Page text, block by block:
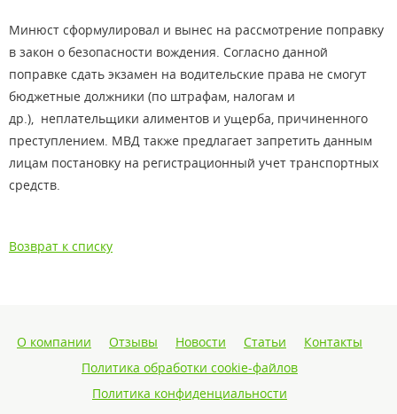
Минюст сформулировал и вынес на рассмотрение поправку
в закон о безопасности вождения. Согласно данной
поправке сдать экзамен на водительские права не смогут
бюджетные должники (по штрафам, налогам и
др.), неплательщики алиментов и ущерба, причиненного
преступлением. МВД также предлагает запретить данным
лицам постановку на регистрационный учет транспортных
средств.
Возврат к списку
О компании Отзывы Новости Статьи
Контакты
Политика обработки cookie-файлов
Политика конфиденциальности